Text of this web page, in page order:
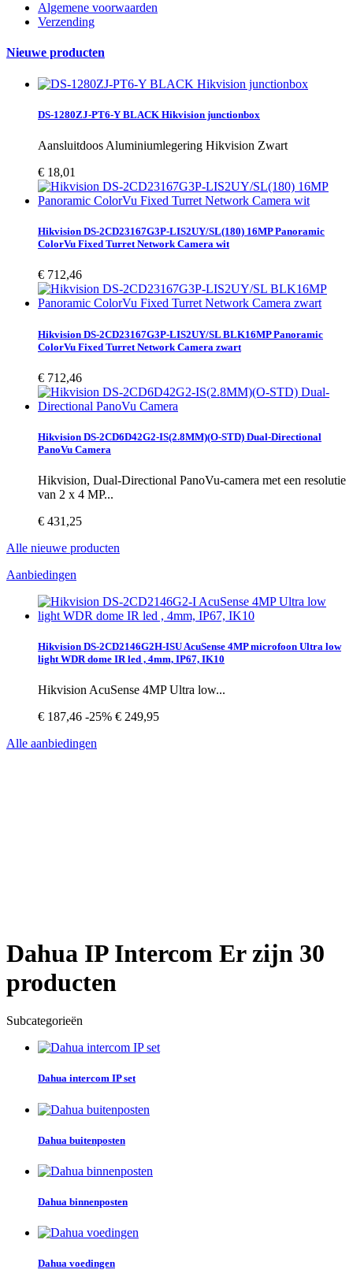
Algemene voorwaarden
Verzending
Nieuwe producten
DS-1280ZJ-PT6-Y BLACK Hikvision junctionbox
Aansluitdoos Aluminiumlegering Hikvision Zwart
€ 18,01
Hikvision DS-2CD23167G3P-LIS2UY/SL(180) 16MP Panoramic
ColorVu Fixed Turret Network Camera wit
€ 712,46
Hikvision DS-2CD23167G3P-LIS2UY/SL BLK16MP Panoramic
ColorVu Fixed Turret Network Camera zwart
€ 712,46
Hikvision DS-2CD6D42G2-IS(2.8MM)(O-STD) Dual-Directional
PanoVu Camera
Hikvision, Dual-Directional PanoVu-camera met een resolutie
van 2 x 4 MP...
€ 431,25
Alle nieuwe producten
Aanbiedingen
Hikvision DS-2CD2146G2H-ISU AcuSense 4MP microfoon Ultra low
light WDR dome IR led , 4mm, IP67, IK10
Hikvision AcuSense 4MP Ultra low...
€ 187,46 -25% € 249,95
Alle aanbiedingen
Dahua IP Intercom Er zijn 30
producten
Subcategorieën
Dahua intercom IP set
Dahua buitenposten
Dahua binnenposten
Dahua voedingen